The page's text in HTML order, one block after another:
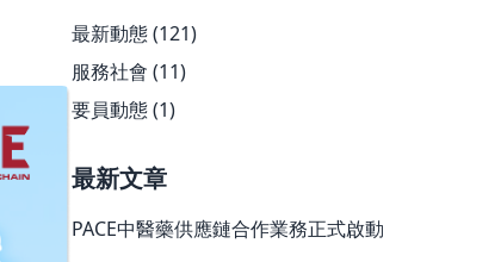
最新動態(121)
服務社會 (11)
要員動態(1)
最新文章
PACE中醫藥供應鏈合作業務正式啟動